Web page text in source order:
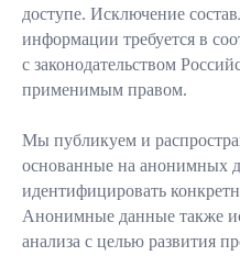
доступе. Исключение
информации требуется в
с законодательством
применимым правом.
Мы публикуем и
основанные на анонимных
идентифицировать
Анонимные данные также
анализа с целью развития